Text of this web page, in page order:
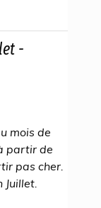
-
mois de
partir de
pas cher.